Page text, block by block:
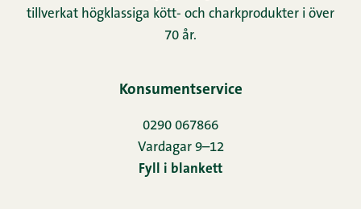
tillverkat högklassiga kött- och charkprodukter i över
70 år.
Konsumentservice
0290 067866
Vardagar 9–12
Fyll i blankett